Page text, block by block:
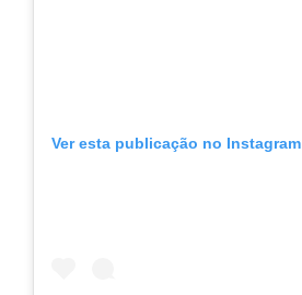
Ver esta publicação no Instagram